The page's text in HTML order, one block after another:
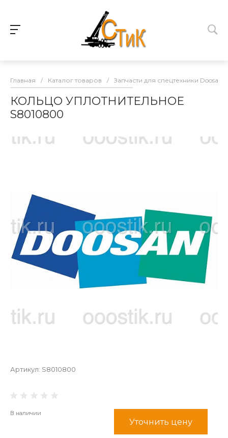
Главная / Каталог товаров / Запчасти для спецтехники Doosan
КОЛЬЦО УПЛОТНИТЕЛЬНОЕ
S8010800
Артикул: S8010800
В наличии
Уточнить цену